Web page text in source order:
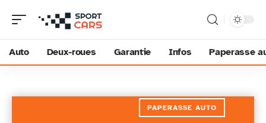
Auto Deux-roues Garantie Infos Paperasse
PAPERASSE AUTO